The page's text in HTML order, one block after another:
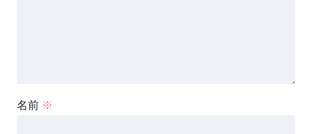
名前 ※